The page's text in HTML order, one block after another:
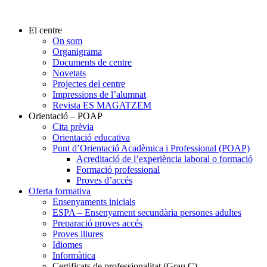
El centre
On som
Organigrama
Documents de centre
Novetats
Projectes del centre
Impressions de l’alumnat
Revista ES MAGATZEM
Orientació – POAP
Cita prèvia
Orientació educativa
Punt d’Orientació Acadèmica i Professional (POAP)
Acreditació de l’experiència laboral o formació
Formació professional
Proves d’accés
Oferta formativa
Ensenyaments inicials
ESPA – Ensenyament secundària persones adultes
Preparació proves accés
Proves lliures
Idiomes
Informàtica